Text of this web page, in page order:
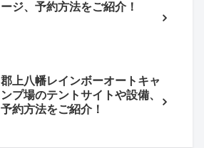
ージ、予約方法をご紹介！
郡上八幡レインボーオートキャ
ンプ場のテントサイトや設備、
予約方法をご紹介！